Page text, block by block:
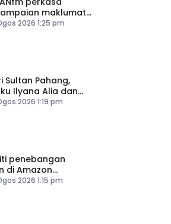
maklumat
siaran luar RDL
2026 1:25 pm
Sultan Pahang,
Ilyana Alia dan
selamat
2026 1:19 pm
penebangan
di Amazon
dalam tempoh
2026 1:15 pm